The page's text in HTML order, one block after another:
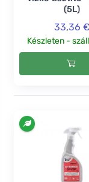
(5L)
33,36 €
Készleten -